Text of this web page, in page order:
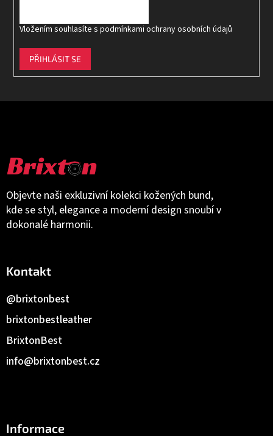
Objevte naši exkluzivní kolekci kožených bund,
kde se styl, elegance a moderní design snoubí v
dokonalé harmonii.
Kontakt
info@brixtonbest.cz
BrixtonBest
brixtonbestleather
@brixtonbest
Informace
Vložením souhlasíte s podmínkami ochrany osobních údajů
PŘIHLÁSIT SE